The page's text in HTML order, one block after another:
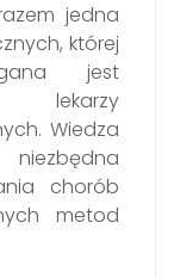
jedna
której
jest
Wiedza
chorób
metod